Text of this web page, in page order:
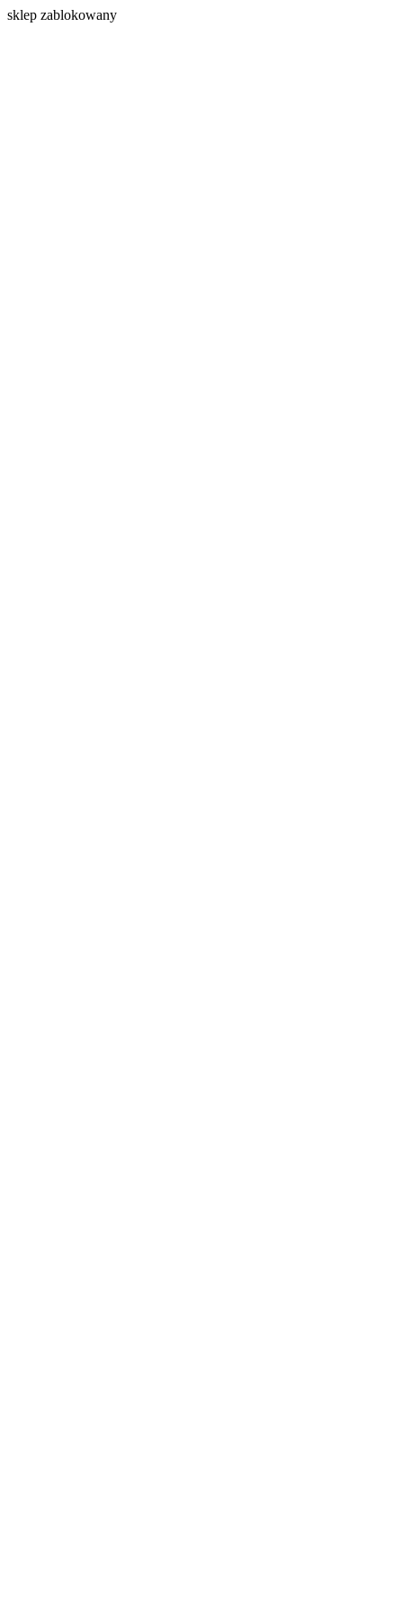
sklep zablokowany